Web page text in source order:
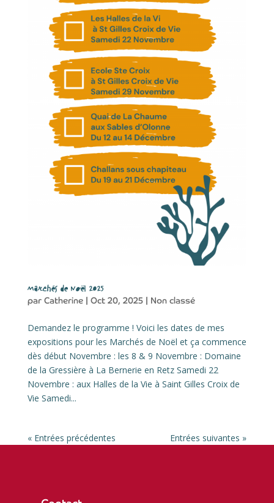
Marchés de Noël 2025
par Catherine| Oct 20, 2025| Non classé
Demandez le programme ! Voici les dates de mes
expositions pour les Marchés de Noël et ça commence
dès début Novembre : les 8 & 9 Novembre : Domaine
de la Gressière à La Bernerie en Retz Samedi 22
Novembre : aux Halles de la Vie à Saint Gilles Croix de
Vie Samedi...
« Entrées précédentes Entrées suivantes »